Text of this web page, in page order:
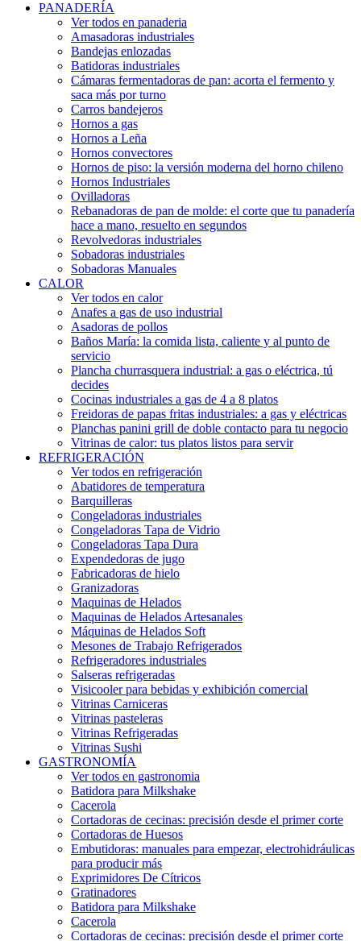
PANADERÍA
Ver todos en panaderia
Amasadoras industriales
Bandejas enlozadas
Batidoras industriales
Cámaras fermentadoras de pan: acorta el fermento y
saca más por turno
Carros bandejeros
Hornos a gas
Hornos a Leña
Hornos convectores
Hornos de piso: la versión moderna del horno chileno
Hornos Industriales
Ovilladoras
Rebanadoras de pan de molde: el corte que tu panadería
hace a mano, resuelto en segundos
Revolvedoras industriales
Sobadoras industriales
Sobadoras Manuales
CALOR
Ver todos en calor
Anafes a gas de uso industrial
Asadoras de pollos
Baños María: la comida lista, caliente y al punto de
servicio
Plancha churrasquera industrial: a gas o eléctrica, tú
decides
Cocinas industriales a gas de 4 a 8 platos
Freidoras de papas fritas industriales: a gas y eléctricas
Planchas panini grill de doble contacto para tu negocio
Vitrinas de calor: tus platos listos para servir
REFRIGERACIÓN
Ver todos en refrigeración
Abatidores de temperatura
Barquilleras
Congeladoras industriales
Congeladoras Tapa de Vidrio
Congeladoras Tapa Dura
Expendedoras de jugo
Fabricadoras de hielo
Granizadoras
Maquinas de Helados
Maquinas de Helados Artesanales
Máquinas de Helados Soft
Mesones de Trabajo Refrigerados
Refrigeradores industriales
Salseras refrigeradas
Visicooler para bebidas y exhibición comercial
Vitrinas Carniceras
Vitrinas pasteleras
Vitrinas Refrigeradas
Vitrinas Sushi
GASTRONOMÍA
Ver todos en gastronomia
Batidora para Milkshake
Cacerola
Cortadoras de cecinas: precisión desde el primer corte
Cortadoras de Huesos
Embutidoras: manuales para empezar, electrohidráulicas
para producir más
Exprimidores De Cítricos
Gratinadores
Batidora para Milkshake
Cacerola
Cortadoras de cecinas: precisión desde el primer corte